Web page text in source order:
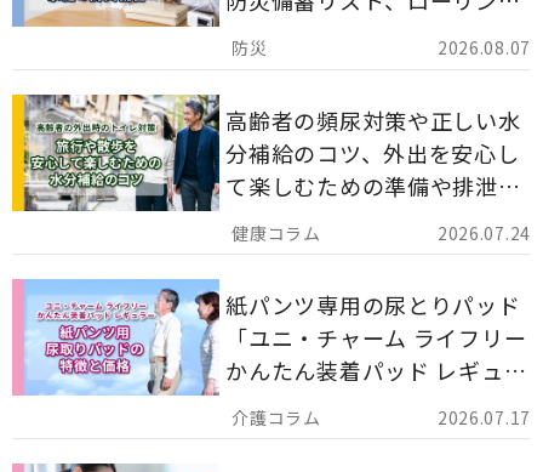
2026.08.07
ストックのポイントについて
解説します。
2026.07.24
高齢者の頻尿対策や正しい水
分補給のコツ、外出を安心し
て楽しむための準備や排泄ケ
ア用品の選び方を解説しま
す。
2026.07.17
紙パンツ専用の尿とりパッド
「ユニ・チャーム ライフリー
かんたん装着パッド レギュラ
ー 計162枚」について解説し
ます。